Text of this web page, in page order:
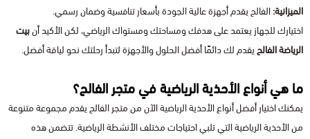
الميزانية:الفالح يقدم أجهزة عالية الجودة بأسعار تنافسية وضمان رسمي.
اختيارك للجهاز يعتمد على هدفك ومساحتك ومستواك الرياضي، لكن الأكيد أنبيت
الرياضة الفالحيقدم لك دائمًا أفضل الحلول والأجهزة لتبدأ رحلتك نحو لياقة أفضل.
ما هي أنواع الأحذية الرياضية في متجر الفالح؟
يمكنك اختيار أفضل أنواع الأحذية الرياضية الآن من متجر الفالح يقدم مجموعة متنوعة
من الأحذية الرياضية التي تلبي احتياجات مختلف الأنشطة الرياضية. تتضمن هذه